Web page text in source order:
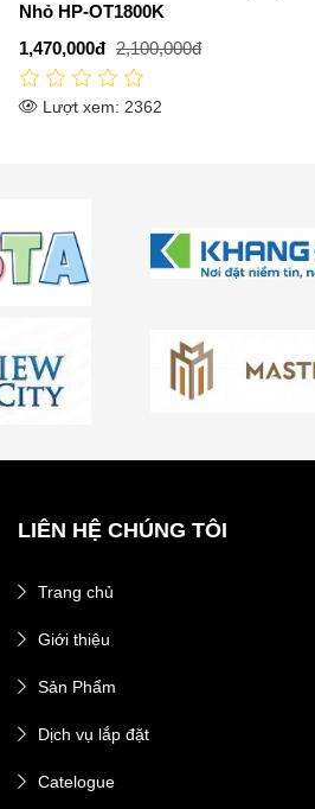
500mm EC22-MSS670
1,008,000đ 1,550,000đ
Lượt xem: 2371
LIÊN HỆ CHÚNG TÔI
Trang chủ
Giới thiệu
Sản Phẩm
Dịch vụ lắp đặt
Catelogue